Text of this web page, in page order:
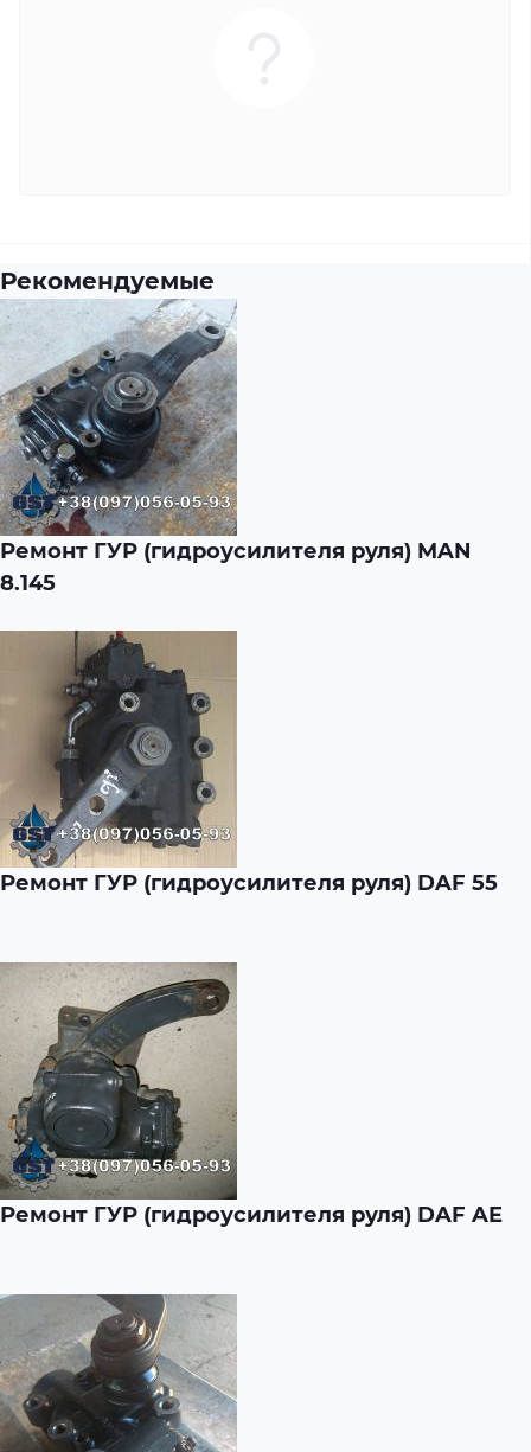
Рекомендуемые
Ремонт ГУР (гидроусилителя руля) MAN
8.145
Ремонт ГУР (гидроусилителя руля) DAF 55
Ремонт ГУР (гидроусилителя руля) DAF AE